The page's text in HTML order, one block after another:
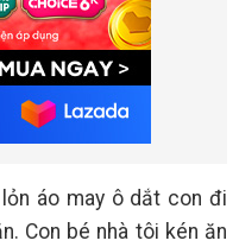
áo may ô dắt con đi
Con bé nhà tôi kén ăn